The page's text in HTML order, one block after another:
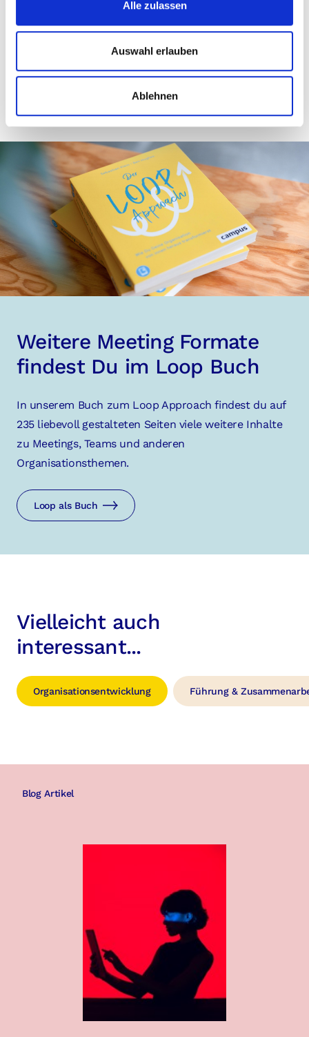
Alle zulassen
Auswahl erlauben
Ablehnen
Hier findest Du ein paar unterstützende Handout für
eure ersten Sync-Meetings.
Weitere Meeting Formate
findest Du im Loop Buch
In unserem Buch zum Loop Approach findest du auf
235 liebevoll gestalteten Seiten viele weitere Inhalte
zu Meetings, Teams und anderen
Organisationsthemen.
Loop als Buch
Vielleicht auch
interessant...
Organisationsentwicklung Führung &
Blog Artikel